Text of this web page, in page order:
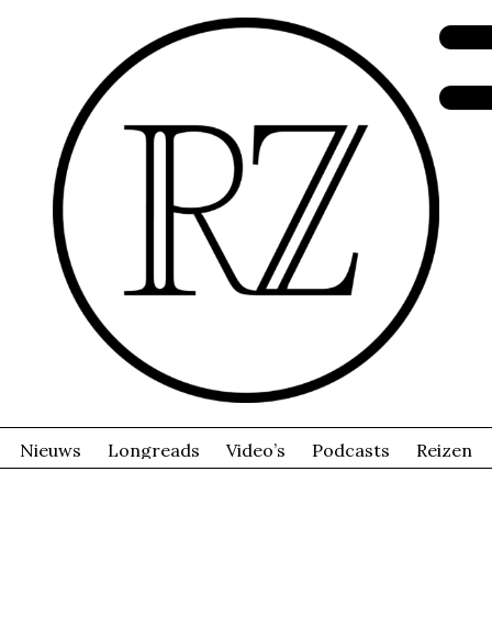
Nieuws Longreads Video’s Podcasts Reizen